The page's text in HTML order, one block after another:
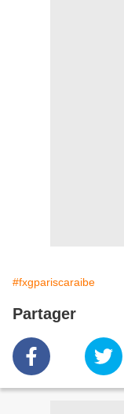
#fxgpariscaraibe
Partager